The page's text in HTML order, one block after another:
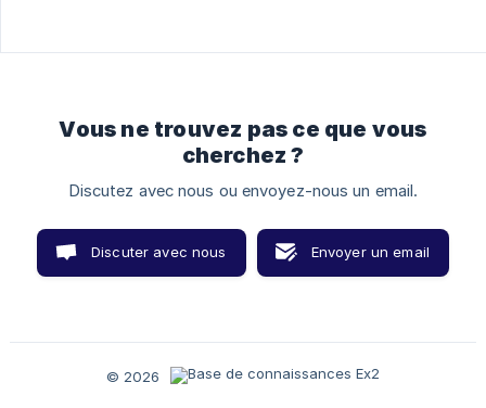
Vous ne trouvez pas ce que vous
cherchez ?
Discutez avec nous ou envoyez-nous un email.
Discuter avec nous Envoyer un email
© 2026